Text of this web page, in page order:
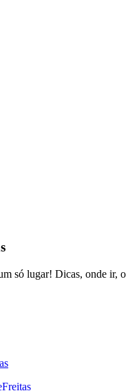
só lugar! Dicas, onde ir,